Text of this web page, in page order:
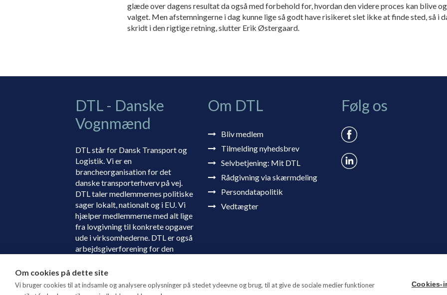
glæde over dagens resultat da også med forbehold for, hvordan den videre proces kan blive
valget. Men afstemningerne i dag kunne lige så godt have risikeret slet ikke at finde sted, så i
skridt i den rigtige retning, slutter Erik Østergaard.
DTL - Danske
Vognmænd
DTL står for Dansk Transport og
Logistik. Vi er en
brancheorganisation for det
danske transporterhverv på vej.
DTL taler medlemmernes politiske
sager lokalt, nationalt og i EU. Vi
hjælper medlemmerne med alt lige
fra lovgivning til konkrete opgaver
ude i virksomhederne. DTL er også
arbejdsgiverforening for den
Om DTL
Bliv medlem
Tilmelding nyhedsbrev
Selvbetjening: Mit DTL
Rådgivning via skærmdeling
Persondatapolitik
Vedtægter
Følg os
Om cookies på dette site
Vi bruger cookies til at indsamle og analysere oplysninger på stedet ydeevne og brug, til at give de sociale medier funktioner
Cookies-